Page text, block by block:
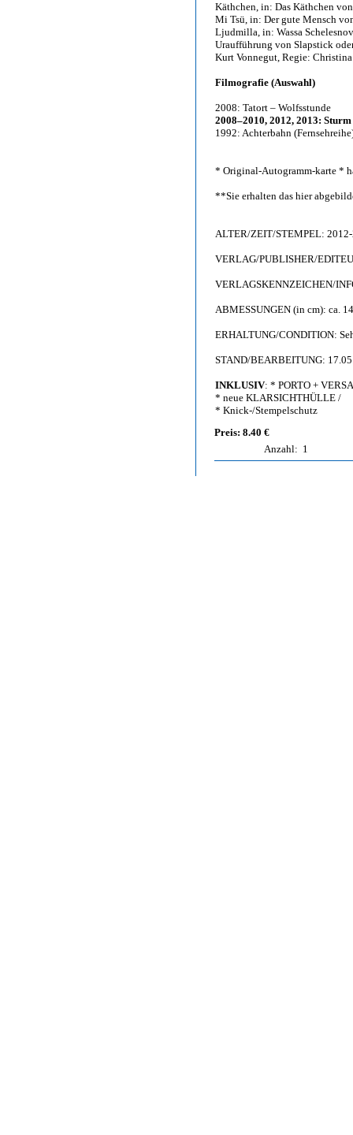
Käthchen, in: Das Käthchen
Mi Tsü, in: Der gute Mensch
Ljudmilla, in: Wassa
Uraufführung von Slapstick
Kurt Vonnegut, Regie:
Filmografie (Auswahl)
2008: Tatort – Wolfsstunde
2008–2010, 2012, 2013:
1992: Achterbahn
* Original-Autogramm-karte *
**Sie erhalten das hier
ALTER/ZEIT/STEMPEL:
VERLAG/PUBLISHER/
VERLAGSKENNZEICHEN/
ABMESSUNGEN (in cm): ca.
ERHALTUNG/CONDITION:
STAND/BEARBEITUNG:
INKLUSIV: * PORTO +
* neue KLARSICHTHÜLLE /
* Knick-/Stempelschutz
Preis: 8.40 €
Anzahl: 1